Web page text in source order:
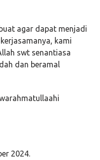
agar dapat menjadi
kami
swt senantiasa
dan beramal
2024.